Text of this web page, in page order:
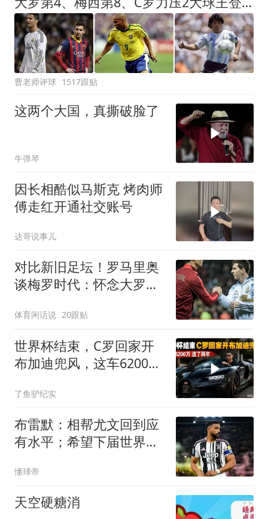
曹老师评球 1517跟贴
这两个大国，真撕破脸了
牛弹琴
因长相酷似马斯克 烤肉师
傅走红开通社交账号
达哥说事儿
对比新旧足坛！罗马里奥
谈梅罗时代：怀念大罗、
体育闲话说 20跟贴
世界杯结束，C罗回家开
布加迪兜风，这车6200
了鱼驴纪实
布雷默：相帮尤文回到应
有水平；希望下届世界杯
懂球帝
天空硬糖消